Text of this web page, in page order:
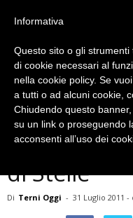
Eventi Archiviati
di Stelle
Di Terni Oggi - 31 Luglio 2011 -
Informativa
Questo sito o gli
di cookie necessari al
nella cookie policy. Se
a tutti o ad alcuni cookie,
Chiudendo questo
su un link o proseguendo
acconsenti all’uso dei